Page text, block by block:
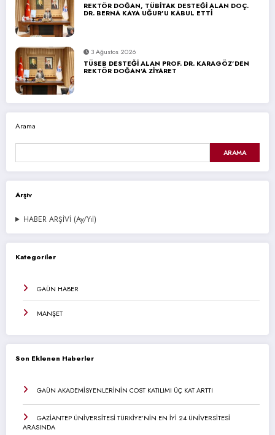
REKTÖR DOĞAN, TÜBİTAK DESTEĞİ ALAN DOÇ.
DR. BERNA KAYA UĞUR’U KABUL ETTİ
3 Ağustos 2026
TÜSEB DESTEĞİ ALAN PROF. DR. KARAGÖZ’DEN
REKTÖR DOĞAN’A ZİYARET
Arama
ARAMA
Arşiv
HABER ARŞİVİ (Ay/Yıl)
Kategoriler
GAÜN HABER
MANŞET
Son Eklenen Haberler
GAÜN AKADEMİSYENLERİNİN COST KATILIMI ÜÇ KAT ARTTI
GAZİANTEP ÜNİVERSİTESİ TÜRKİYE’NİN EN İYİ 24 ÜNİVERSİTESİ
ARASINDA